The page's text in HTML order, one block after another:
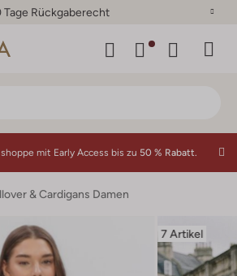
Tage Rückgaberecht
mit Early Access bis zu 50 % Rabatt.
& Cardigans Damen
7 Artikel